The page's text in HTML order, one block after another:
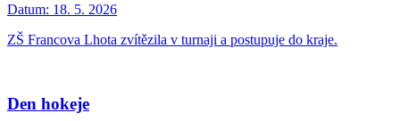
Datum: 18. 5. 2026
ZŠ Francova Lhota zvítězila v turnaji a postupuje do kraje.
Den hokeje